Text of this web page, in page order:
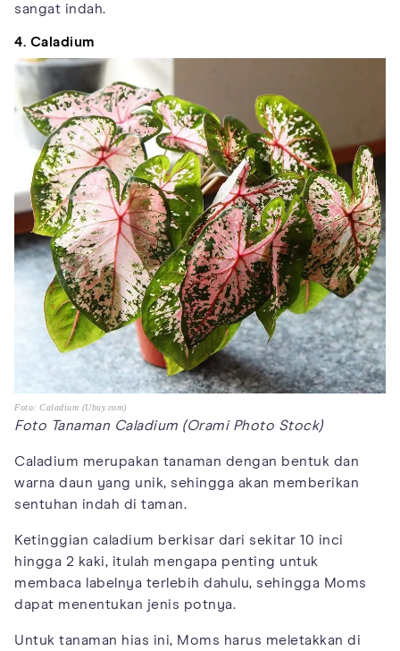
sangat indah.
4. Caladium
Foto: Caladium (Ubuy.com)
Foto Tanaman Caladium (Orami Photo Stock)
Caladium merupakan tanaman dengan bentuk dan
warna daun yang unik, sehingga akan memberikan
sentuhan indah di taman.
Ketinggian caladium berkisar dari sekitar 10 inci
hingga 2 kaki, itulah mengapa penting untuk
membaca labelnya terlebih dahulu, sehingga Moms
dapat menentukan jenis potnya.
Untuk tanaman hias ini, Moms harus meletakkan di